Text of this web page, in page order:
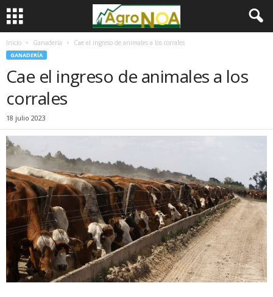
Inicio Ganadería Cae el ingreso de animales a los corrales
GANADERÍA
Cae el ingreso de animales a los
corrales
18 julio 2023